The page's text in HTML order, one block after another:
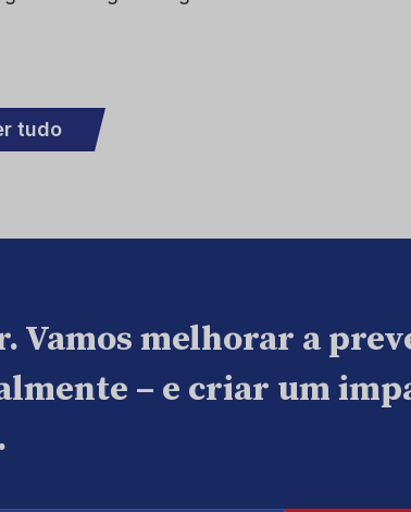
tudo
Vamos melhorar a
– e criar um